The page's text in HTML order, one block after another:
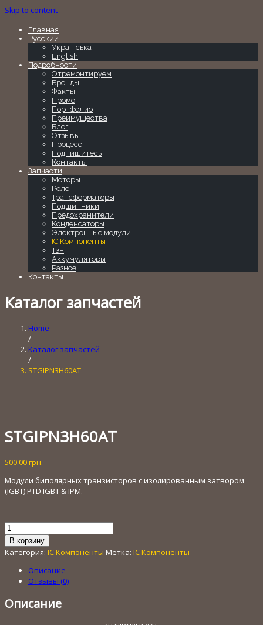
Skip to content
Главная
Русский
Українська
English
Подробности
Отремонтируем
Бренды
Факты
Промо
Портфолио
Преимущества
Блог
Отзывы
Процесс
Подпишитесь
Контакты
Запчасти
Моторы
Реле
Трансформаторы
Подшипники
Предохранители
Конденсаторы
Электронные модули
IC Компоненты
Тэн
Аккумуляторы
Разное
Контакты
Каталог запчастей
Home
/
Каталог запчастей
/
STGIPN3H60AT
STGIPN3H60AT
500.00 грн.
Модули биполярных транзисторов с изолированным затвором
(IGBT) PTD IGBT & IPM.
Количество
товара
STGIPN3H60AT
В корзину
Категория: IC Компоненты Метка: IC Компоненты
Описание
Отзывы (0)
Описание